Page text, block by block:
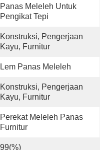
Panas Meleleh Untuk
Pengikat Tepi
Konstruksi, Pengerjaan
Kayu, Furnitur
Lem Panas Meleleh
Konstruksi, Pengerjaan
Kayu, Furnitur
Perekat Meleleh Panas
Furnitur
99(%)